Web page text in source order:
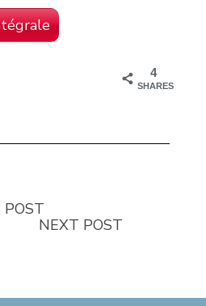
4
SHARES
POST
NEXT POST